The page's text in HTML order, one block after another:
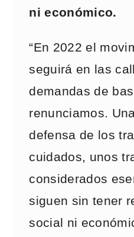
ni económico.
“En 2022 el
seguirá en las
demandas de
renunciamos.
defensa de los
cuidados, unos
considerados
siguen sin tener
social ni